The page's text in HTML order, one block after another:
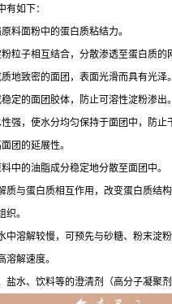
有如下：
原料面粉中的蛋白质粘结力。
粉粒子相互结合，分散渗透至蛋白质的
质地致密的面团，表面光滑而具有光泽。
稳定的面团胶体，防止可溶性淀粉渗出。
性强，使水分均匀保持于面团中，防止
面团的延展性。
料中的油脂成分稳定地分散至面团中。
质与蛋白质相互作用，改变蛋白质结
织。
中溶解较慢，可预先与砂糖、粉末淀
溶解速度。
盐水、饮料等的澄清剂（高分子凝聚剂